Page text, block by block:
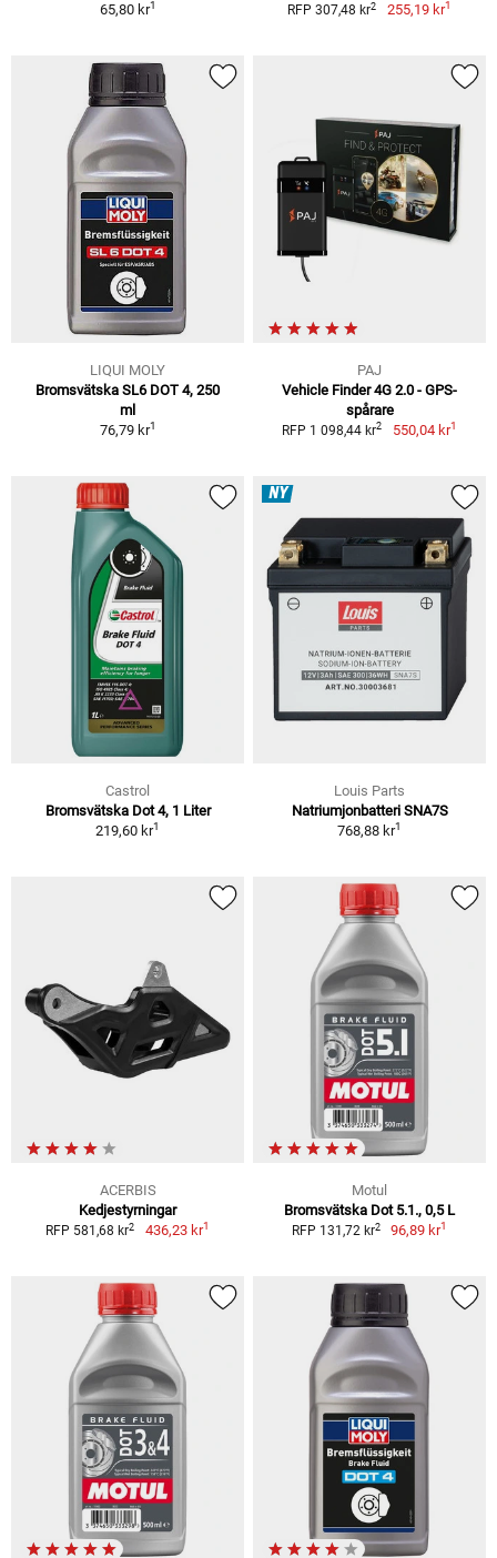
65,80 kr1 RFP 307,48 kr2 255,19 kr1
LIQUI MOLY
Bromsvätska SL6 DOT 4, 250
ml
76,79 kr1
PAJ
Vehicle Finder 4G 2.0 - GPS-
spårare
RFP 1 098,44 kr2 550,04 kr1
Castrol
Bromsvätska Dot 4, 1 Liter
219,60 kr1
NY
Louis Parts
Natriumjonbatteri SNA7S
768,88 kr1
ACERBIS
Kedjestyrningar
RFP 581,68 kr2 436,23 kr1
Motul
Bromsvätska Dot 5.1., 0,5 L
RFP 131,72 kr2 96,89 kr1